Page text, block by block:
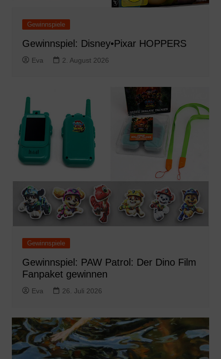
Gewinnspiele
Gewinnspiel: Disney•Pixar HOPPERS
Eva 2. August 2026
Gewinnspiele
Gewinnspiel: PAW Patrol: Der Dino Film
Fanpaket gewinnen
Eva 26. Juli 2026